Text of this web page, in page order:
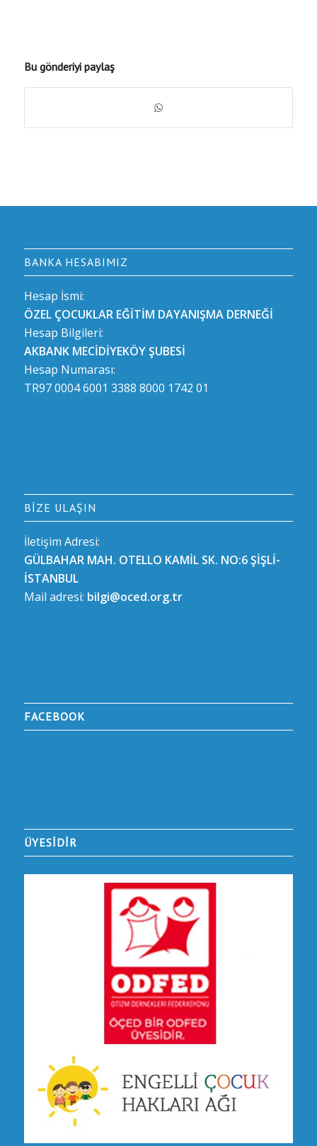
Bu gönderiyi paylaş
BANKA HESABIMIZ
Hesap İsmi:
ÖZEL ÇOCUKLAR EĞİTİM DAYANIŞMA DERNEĞİ
Hesap Bilgileri:
AKBANK MECİDİYEKÖY ŞUBESİ
Hesap Numarası:
TR97 0004 6001 3388 8000 1742 01
BIZE ULAŞIN
İletişim Adresi:
GÜLBAHAR MAH. OTELLO KAMİL SK. NO:6 ŞİŞLİ-
İSTANBUL
Mail adresi: bilgi@oced.org.tr
FACEBOOK
ÜYESİDİR